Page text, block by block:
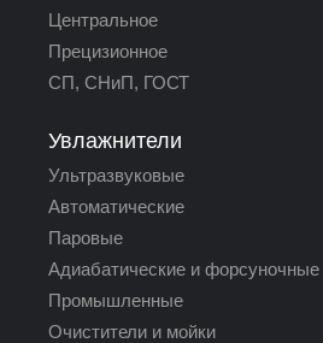
Центральное
Прецизионное
СП, СНиП, ГОСТ
Увлажнители
Ультразвуковые
Автоматические
Паровые
Адиабатические и форсуночные
Промышленные
Очистители и мойки